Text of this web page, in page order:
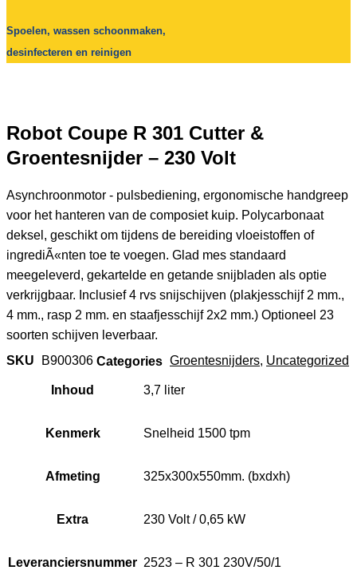
Spoelen, wassen schoonmaken,
desinfecteren en reinigen
Robot Coupe R 301 Cutter &
Groentesnijder – 230 Volt
Asynchroonmotor - pulsbediening, ergonomische handgreep
voor het hanteren van de composiet kuip. Polycarbonaat
deksel, geschikt om tijdens de bereiding vloeistoffen of
ingrediÃ«nten toe te voegen. Glad mes standaard
meegeleverd, gekartelde en getande snijbladen als optie
verkrijgbaar. Inclusief 4 rvs snijschijven (plakjesschijf 2 mm.,
4 mm., rasp 2 mm. en staafjesschijf 2x2 mm.) Optioneel 23
soorten schijven leverbaar.
SKU
B900306 Categories Groentesnijders, Uncategorized
Inhoud 3,7 liter
Kenmerk Snelheid 1500 tpm
Afmeting 325x300x550mm. (bxdxh)
Extra 230 Volt / 0,65 kW
Leveranciersnummer 2523 – R 301 230V/50/1